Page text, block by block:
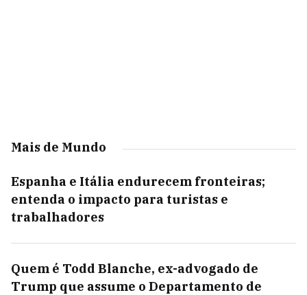
Mais de Mundo
Espanha e Itália endurecem fronteiras;
entenda o impacto para turistas e
trabalhadores
Quem é Todd Blanche, ex-advogado de
Trump que assume o Departamento de